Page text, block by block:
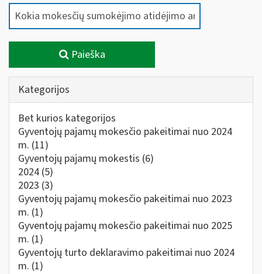
Paieška
Kategorijos
Bet kurios kategorijos
Gyventojų pajamų mokesčio pakeitimai nuo 2024
m. (11)
Gyventojų pajamų mokestis (6)
2024 (5)
2023 (3)
Gyventojų pajamų mokesčio pakeitimai nuo 2023
m. (1)
Gyventojų pajamų mokesčio pakeitimai nuo 2025
m. (1)
Gyventojų turto deklaravimo pakeitimai nuo 2024
m. (1)